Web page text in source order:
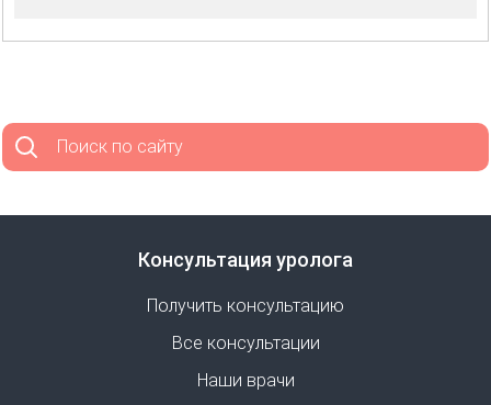
Поиск по сайту
Консультация уролога
Получить консультацию
Все консультации
Наши врачи